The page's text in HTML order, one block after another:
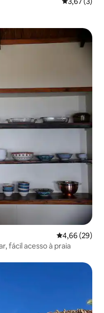
4,66 de uma
4,66 (29)
fácil acesso à praia